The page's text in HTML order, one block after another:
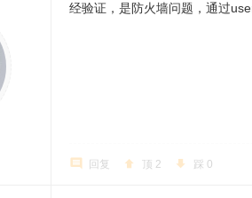
经验证，是防火墙问题，通过
回复 顶 2 踩 0